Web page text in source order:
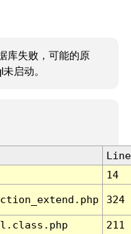
库失败，可能的原
启动。
Line
14
324
211